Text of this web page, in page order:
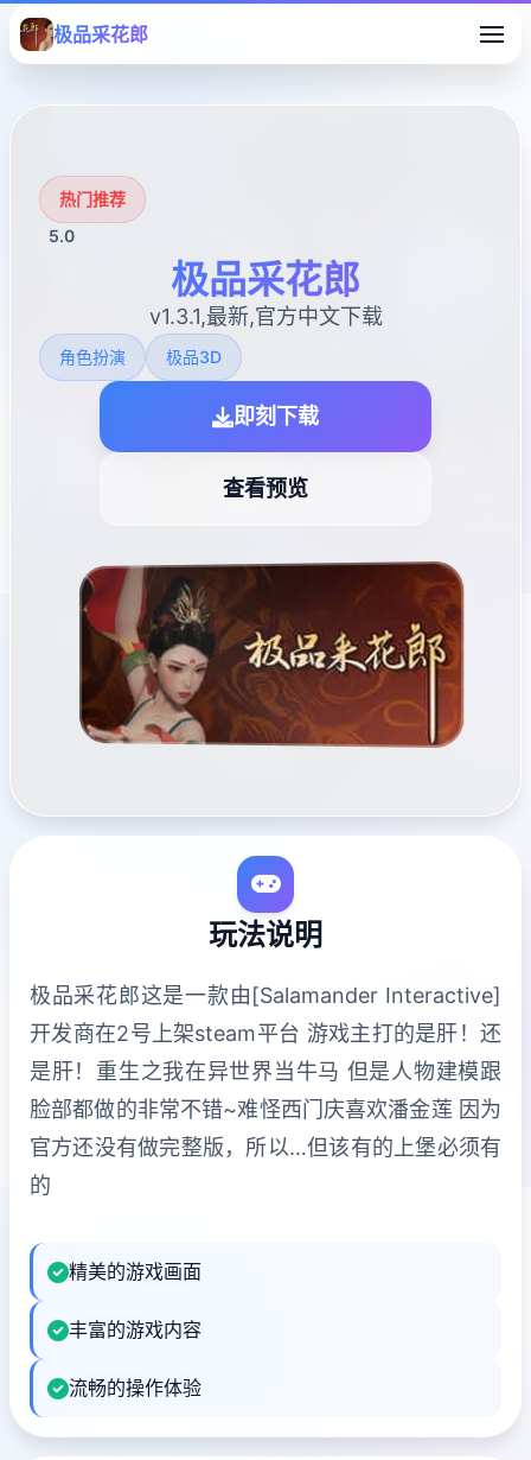
极品采花郎
热门推荐
5.0
极品采花郎
v1.3.1,最新,官方中文下载
角色扮演 极品3D
即刻下载
查看预览
玩法说明
极品采花郎这是一款由[Salamander Interactive]
开发商在2号上架steam平台 游戏主打的是肝！还
是肝！重生之我在异世界当牛马 但是人物建模跟
脸部都做的非常不错~难怪西门庆喜欢潘金莲 因为
官方还没有做完整版，所以…但该有的上堡必须有
的
精美的游戏画面
丰富的游戏内容
流畅的操作体验